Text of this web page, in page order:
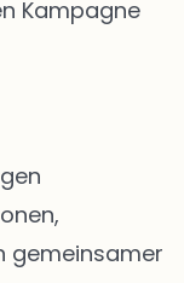
Kampagne
gemeinsamer